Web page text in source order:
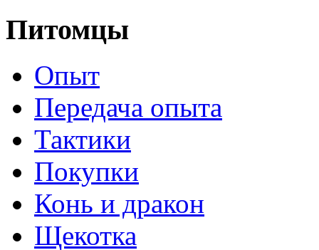
Питомцы
Опыт
Передача опыта
Тактики
Покупки
Конь и дракон
Щекотка